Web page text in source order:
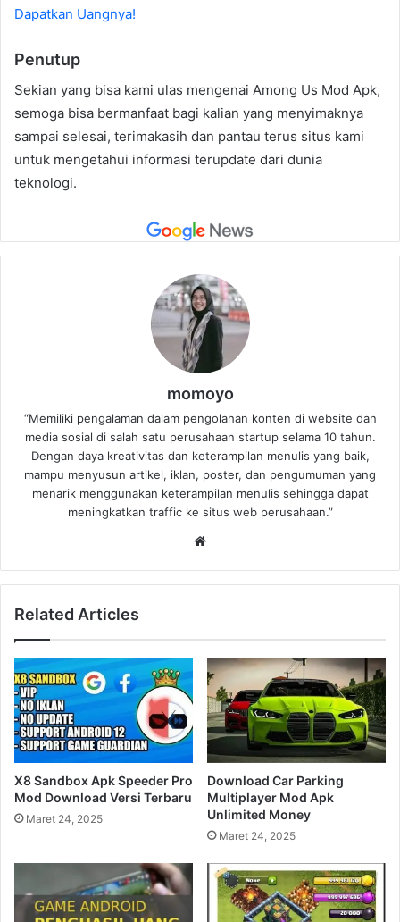
Dapatkan Uangnya!
Penutup
Sekian yang bisa kami ulas mengenai Among Us Mod Apk,
semoga bisa bermanfaat bagi kalian yang menyimaknya
sampai selesai, terimakasih dan pantau terus situs kami
untuk mengetahui informasi terupdate dari dunia
teknologi.
momoyo
“Memiliki pengalaman dalam pengolahan konten di website dan
media sosial di salah satu perusahaan startup selama 10 tahun.
Dengan daya kreativitas dan keterampilan menulis yang baik,
mampu menyusun artikel, iklan, poster, dan pengumuman yang
menarik menggunakan keterampilan menulis sehingga dapat
meningkatkan traffic ke situs web perusahaan.”
Related Articles
X8 Sandbox Apk Speeder Pro
Mod Download Versi Terbaru
Maret 24, 2025
Download Car Parking
Multiplayer Mod Apk
Unlimited Money
Maret 24, 2025